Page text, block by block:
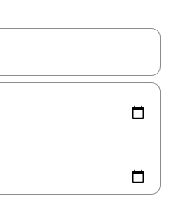
da se krećete kroz njih